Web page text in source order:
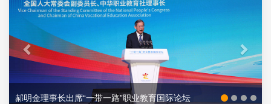
育国际论坛